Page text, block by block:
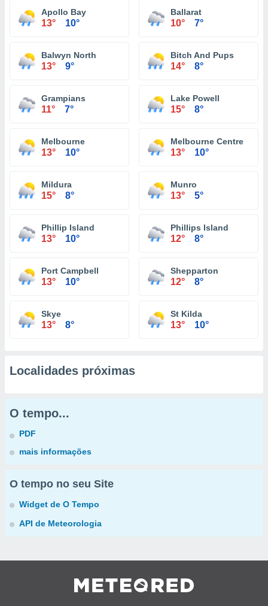
Apollo Bay
13° 10°
Ballarat
10° 7°
Balwyn North
13° 9°
Bitch And Pups
14° 8°
Grampians
11° 7°
Lake Powell
15° 8°
Melbourne
13° 10°
Melbourne Centre
13° 10°
Mildura
15° 8°
Munro
13° 5°
Phillip Island
13° 10°
Phillips Island
12° 8°
Port Campbell
13° 10°
Shepparton
12° 8°
Skye
13° 8°
St Kilda
13° 10°
Localidades próximas
O tempo...
PDF
mais informações
O tempo no seu Site
Widget de O Tempo
API de Meteorologia